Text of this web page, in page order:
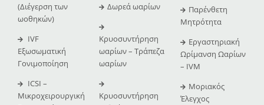
(Διέγερση των
ωοθηκών)
IVF
Εξωσωματική
Γονιμοποίηση
ICSI –
Μικροχειρουργική
Δωρεά ωαρίων
Κρυοσυντήρηση
ωαρίων – Τράπεζα
ωαρίων
Κρυοσυντήρηση
Παρένθετη
Μητρότητα
Εργαστηριακή
Ωρίμανση Ωαρίων
– IVM
Μοριακός
Έλεγχος